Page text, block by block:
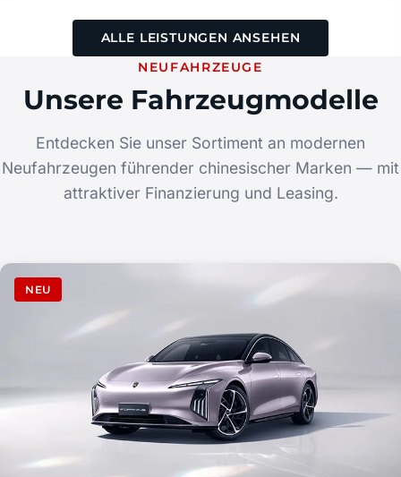
ALLE LEISTUNGEN ANSEHEN
NEUFAHRZEUGE
Unsere Fahrzeugmodelle
Entdecken Sie unser Sortiment an modernen
Neufahrzeugen führender chinesischer Marken — mit
attraktiver Finanzierung und Leasing.
NEU